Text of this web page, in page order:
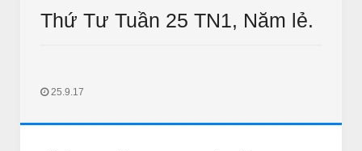
Audio Suy Niệm Mỗi Ngày: Nghe-Suy
Thứ Tư Tuần 25 TN1, Năm lẻ.
25.9.17